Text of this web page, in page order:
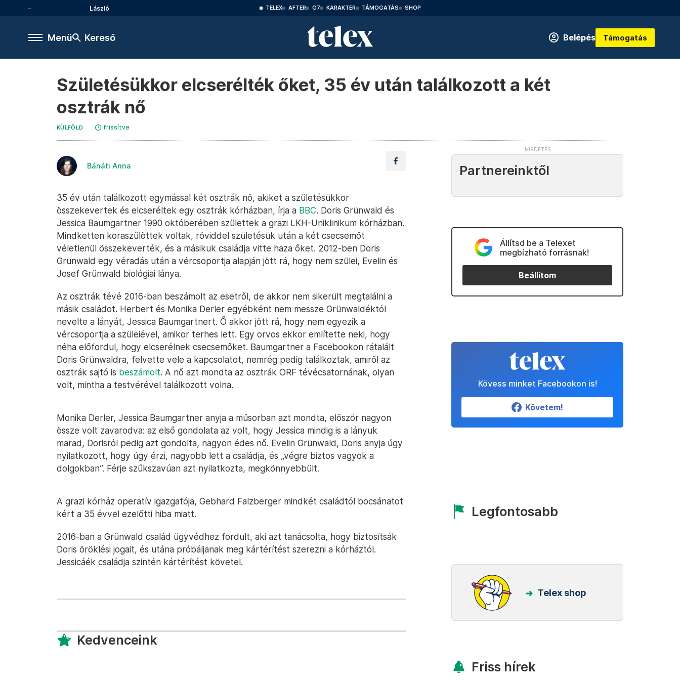
László TELEX AFTER G7 KARAKTER TÁMOGATÁS SHOP
Menü Kereső Belépés Támogatás
Születésükkor elcserélték őket, 35 év után találkozott a két
osztrák nő
KÜLFÖLD frissítve
Bánáti Anna
35 év után találkozott egymással két osztrák nő, akiket a születésükkor
összekevertek és elcseréltek egy osztrák kórházban, írja a BBC. Doris Grünwald és
Jessica Baumgartner 1990 októberében születtek a grazi LKH-Uniklinikum kórházban.
Mindketten koraszülöttek voltak, röviddel születésük után a két csecsemőt
véletlenül összekeverték, és a másikuk családja vitte haza őket. 2012-ben Doris
Grünwald egy véradás után a vércsoportja alapján jött rá, hogy nem szülei, Evelin és
Josef Grünwald biológiai lánya.
Az osztrák tévé 2016-ban beszámolt az esetről, de akkor nem sikerült megtalálni a
másik családot. Herbert és Monika Derler egyébként nem messze Grünwaldéktól
nevelte a lányát, Jessica Baumgartnert. Ő akkor jött rá, hogy nem egyezik a
vércsoportja a szüleiével, amikor terhes lett. Egy orvos ekkor említette neki, hogy
néha előfordul, hogy elcserélnek csecsemőket. Baumgartner a Facebookon rátalált
Doris Grünwaldra, felvette vele a kapcsolatot, nemrég pedig találkoztak, amiről az
osztrák sajtó is beszámolt. A nő azt mondta az osztrák ORF tévécsatornának, olyan
volt, mintha a testvérével találkozott volna.
Monika Derler, Jessica Baumgartner anyja a műsorban azt mondta, először nagyon
össze volt zavarodva: az első gondolata az volt, hogy Jessica mindig is a lányuk
marad, Dorisról pedig azt gondolta, nagyon édes nő. Evelin Grünwald, Doris anyja úgy
nyilatkozott, hogy úgy érzi, nagyobb lett a családja, és „végre biztos vagyok a
dolgokban”. Férje szűkszavúan azt nyilatkozta, megkönnyebbült.
A grazi kórház operatív igazgatója, Gebhard Falzberger mindkét családtól bocsánatot
kért a 35 évvel ezelőtti hiba miatt.
2016-ban a Grünwald család ügyvédhez fordult, aki azt tanácsolta, hogy biztosítsák
Doris öröklési jogait, és utána próbáljanak meg kártérítést szerezni a kórháztól.
Jessicáék családja szintén kártérítést követel.
Kedvenceink
Partnereinktől
Állítsd be a Telexet
megbízható forrásnak!
Beállítom
Kövess minket Facebookon is!
Követem!
Legfontosabb
Telex shop
Friss hírek